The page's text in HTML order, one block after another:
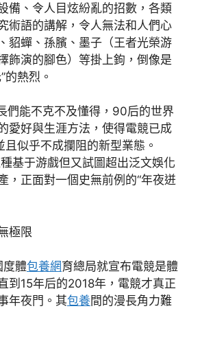
、令人目炫紛亂的招數，各類
術語的講解，令人無法和人們心
貂蟬、孫臏、墨子（王者光榮游
飾演的腳色）等掛上鉤，倒像是
的熱烈。
們能不克不及懂得，90后的世界
愛好與生涯方法，使得電競已成
且似乎不成攔阻的新型業態。
基于游戲但又試圖超出泛文娛化
，正面對一個史無前例的“年夜迸
極限
體包養網育總局就宣布電競是體
到15年后的2018年，電競才真正
年夜門。其包養間的漫長角力難